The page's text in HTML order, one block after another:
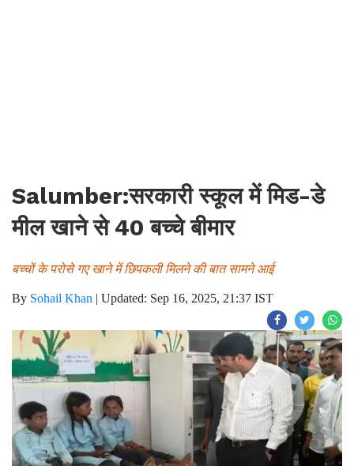
Salumber:सरकारी स्कूल में मिड-डे
मील खाने से 40 बच्चे बीमार
बच्चों के परोसे गए खाने में छिपकली मिलने की बात सामने आई
By Sohail Khan | Updated: Sep 16, 2025, 21:37 IST